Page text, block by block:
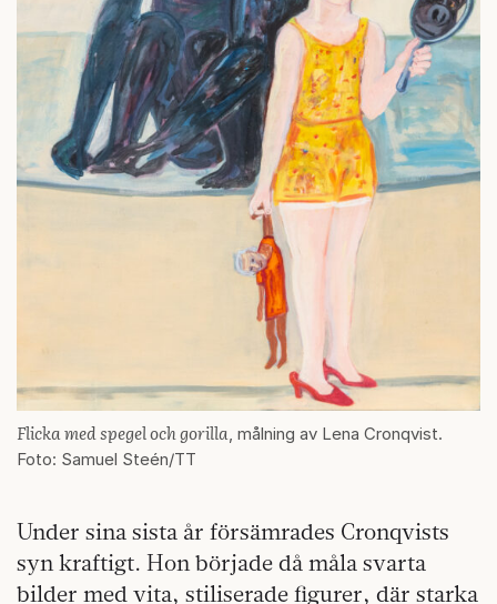
Flicka med spegel och gorilla, målning av Lena Cronqvist.
Foto: Samuel Steén/TT
Under sina sista år försämrades Cronqvists
syn kraftigt. Hon började då måla svarta
bilder med vita, stiliserade figurer, där starka